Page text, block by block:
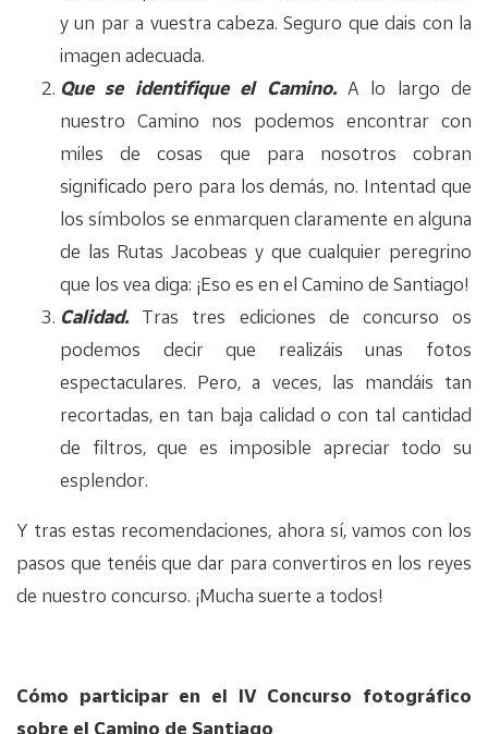
y un par a vuestra cabeza. Seguro que dais con la
imagen adecuada.
Que se identifique el Camino.A lo largo de
nuestro Camino nos podemos encontrar con
miles de cosas que para nosotros cobran
significado pero para los demás, no. Intentad que
los símbolos se enmarquen claramente en alguna
de las Rutas Jacobeas y que cualquier peregrino
que los vea diga: ¡Eso es en el Camino de Santiago!
Calidad.Tras tres ediciones de concurso os
podemos decir que realizáis unas fotos
espectaculares. Pero, a veces, las mandáis tan
recortadas, en tan baja calidad o con tal cantidad
de filtros, que es imposible apreciar todo su
esplendor.
Y tras estas recomendaciones, ahora sí, vamos con los
pasos que tenéis que dar para convertiros en los reyes
de nuestro concurso. ¡Mucha suerte a todos!
Cómo participar en el IV Concurso fotográfico
sobre el Camino de Santiago